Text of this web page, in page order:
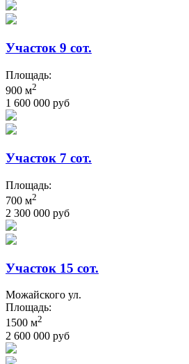
Участок 9 сот.
Площадь:
900 м2
1 600 000 руб
Участок 7 сот.
Площадь:
700 м2
2 300 000 руб
Участок 15 сот.
Можайского ул.
Площадь:
1500 м2
2 600 000 руб